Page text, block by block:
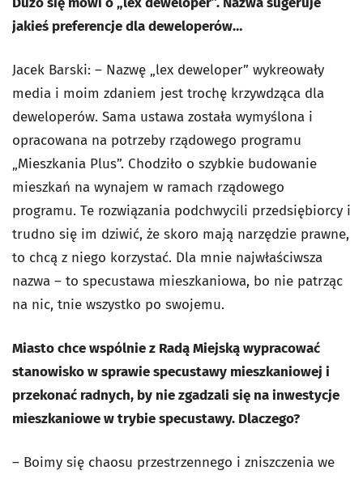
jakieś preferencje dla deweloperów…
Jacek Barski: – Nazwę „lex deweloper” wykreowały
media i moim zdaniem jest trochę krzywdząca dla
deweloperów. Sama ustawa została wymyślona i
opracowana na potrzeby rządowego programu
„Mieszkania Plus”. Chodziło o szybkie budowanie
mieszkań na wynajem w ramach rządowego
programu. Te rozwiązania podchwycili przedsiębiorcy i
trudno się im dziwić, że skoro mają narzędzie prawne,
to chcą z niego korzystać. Dla mnie najwłaściwsza
nazwa – to specustawa mieszkaniowa, bo nie patrząc
na nic, tnie wszystko po swojemu.
Miasto chce wspólnie z Radą Miejską wypracować
stanowisko w sprawie specustawy mieszkaniowej i
przekonać radnych, by nie zgadzali się na inwestycje
mieszkaniowe w trybie specustawy. Dlaczego?
– Boimy się chaosu przestrzennego i zniszczenia we